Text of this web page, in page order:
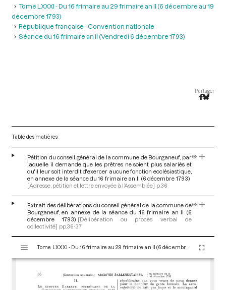
Tome LXXXI - Du 16 frimaire au 29 frimaire an II (6 décembre au 19
décembre 1793)
République française - Convention nationale
Séance du 16 frimaire an II (Vendredi 6 décembre 1793)
Partager
Table des matières
Pétition du conseil général de la commune de Bourganeuf, par
laquelle il demande que les prêtres ne soient plus salariés et
qu'il leur soit interdit d'exercer aucune fonction ecclésiastique,
en annexe de la séance du 16 frimaire an II (6 décembre 1793)
[Adresse, pétition et lettre envoyée à l’Assemblée] p.36
Extrait des délibérations du conseil général de la commune de
Bourganeuf, en annexe de la séance du 16 frimaire an II (6
décembre 1793) [Délibération ou procès verbal de
collectivité] pp.36-37
s
Tome LXXXI - Du 16 frimaire au 29 frimaire an II (6 décembre au 19 décembre 1793)